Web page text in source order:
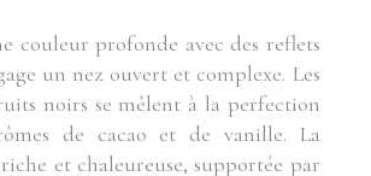
couleur profonde avec des refl­ets
un nez ouvert et complexe. Les
noirs se mêlent à la perfection
de cacao et de vanille. La
et chaleureuse, supportée par